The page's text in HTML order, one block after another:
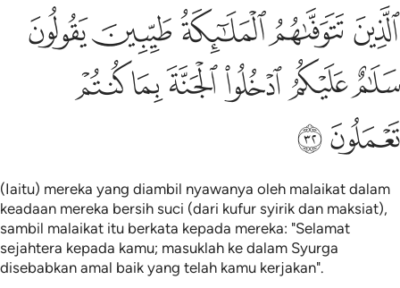
الذين تتوفاهم الملايكة طيبين يقولون سلام عليكم ادخلوا الجنة بما كنتم
ٱلَّذِينَ تَتَوَفَّىٰهُمُ ٱلْمَلَـٰٓئِكَةُ طَيِّبِينَ ۙ يَقُولُونَ سَلَـٰمٌ عَلَيْكُمُ ٱدْخُلُوا۟ ٱلْجَنَّةَ
ﲥﲦﲧﲨﲩ
ﲪﲫﲬﲭﲮﲯ
ﲰﲱ
(Iaitu) mereka yang diambil nyawanya oleh malaikat dalam
keadaan mereka bersih suci (dari kufur syirik dan maksiat),
sambil malaikat itu berkata kepada mereka: "Selamat
sejahtera kepada kamu; masuklah ke dalam Syurga
disebabkan amal baik yang telah kamu kerjakan".